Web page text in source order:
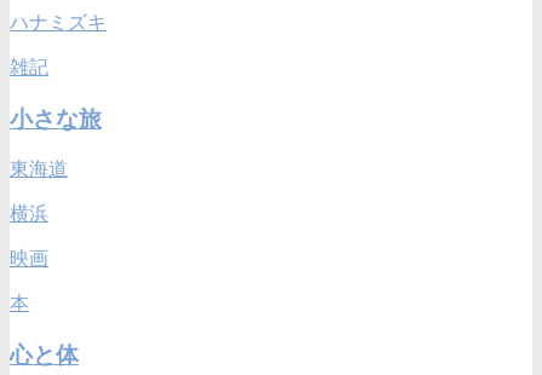
ハナミズキ
雑記
小さな旅
東海道
横浜
映画
本
心と体